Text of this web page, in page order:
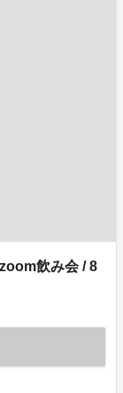
飲み会 / 8